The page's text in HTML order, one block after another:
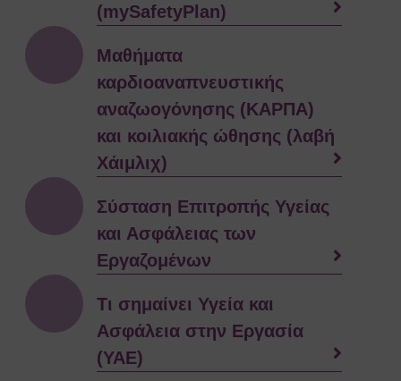
(mySafetyPlan)
Μαθήματα
καρδιοαναπνευστικής
αναζωογόνησης (ΚΑΡΠΑ)
και κοιλιακής ώθησης (λαβή
Χάιμλιχ)
Σύσταση Επιτροπής Υγείας
και Ασφάλειας των
Εργαζομένων
Τι σημαίνει Υγεία και
Ασφάλεια στην Εργασία
(ΥΑΕ)